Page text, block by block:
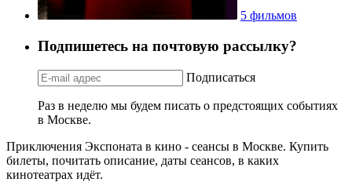
5 фильмов
Подпишетесь на почтовую рассылку?
Подписаться
Раз в неделю мы будем писать о предстоящих событиях
в Москве.
Приключения Экспоната в кино - сеансы в Москве. Купить
билеты, почитать описание, даты сеансов, в каких
кинотеатрах идёт.